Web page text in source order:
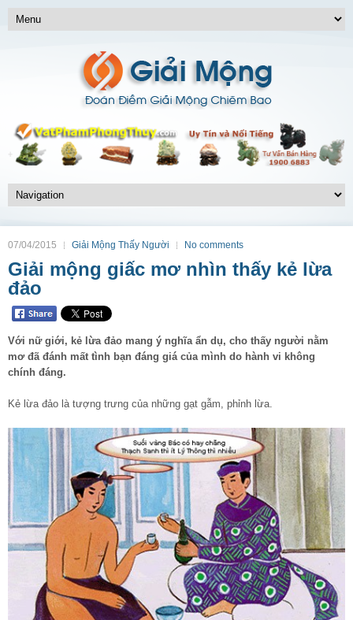
07/04/2015 Giải Mộng Thấy Người No comments
Giải mộng giấc mơ nhìn thấy kẻ lừa
đảo
Với nữ giới, kẻ lừa đảo mang ý nghĩa ẩn dụ, cho thấy người nằm
mơ đã đánh mất tình bạn đáng giá của mình do hành vi không
chính đáng.
Kẻ lừa đảo là tượng trưng của những gạt gẫm, phỉnh lừa.